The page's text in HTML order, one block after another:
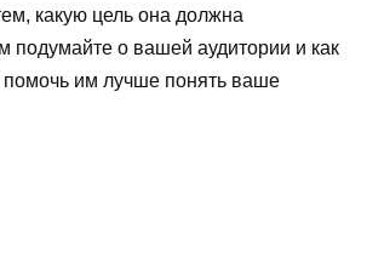
какую цель она должна
подумайте о вашей аудитории и как
им лучше понять ваше